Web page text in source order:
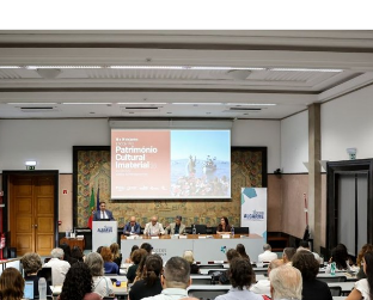
particularmente especial. A
obra transporta, de forma subtil e
do sul do país, projetando o território
o reconhecimento da capacidade
criação artística de excelência.
reforçando a identidade coletiva,
materiais e imateriais dos territórios.